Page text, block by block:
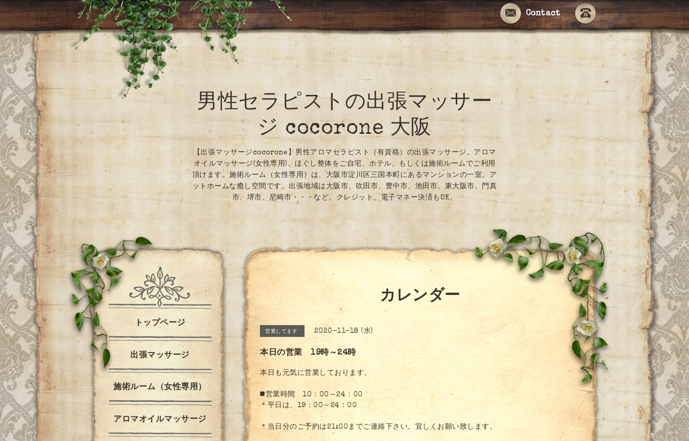
Contact
男性セラピストの出張マッサー
ジ cocorone 大阪
【出張マッサージcocorone】男性アロマセラピスト（有資格）の出張マッサージ。アロマ
オイルマッサージ(女性専用)、ほぐし整体をご自宅、ホテル、もしくは施術ルームでご利用
頂けます。施術ルーム（女性専用）は、大阪市淀川区三国本町にあるマンションの一室。ア
ットホームな癒し空間です。出張地域は大阪市、吹田市、豊中市、池田市、東大阪市、門真
市、堺市、尼崎市・・・など。クレジット、電子マネー決済もOK。
カレンダー
営業してます 2020-11-18 (水)
本日の営業 19時～24時
本日も元気に営業しております。
◼️営業時間 10：00～24：00
＊平日は、19：00～24：00
＊当日分のご予約は21:00までご連絡下さい。宜しくお願い致します。
トップページ
出張マッサージ
施術ルーム（女性専用）
アロマオイルマッサージ